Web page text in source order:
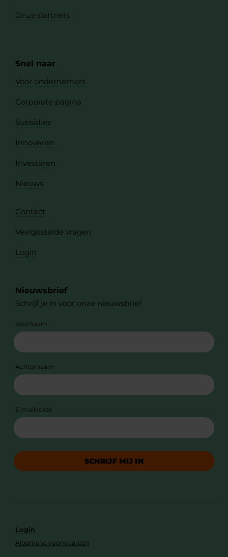
Onze partners
Snel naar
Voor ondernemers
Corporate pagina
Subsidies
Innoveren
Investeren
Nieuws
Contact
Veelgestelde vragen
Login
Nieuwsbrief
Schrijf je in voor onze nieuwsbrief
Voornaam
Achternaam
E-mailadres
SCHRIJF MIJ IN
Login
Algemene voorwaarden